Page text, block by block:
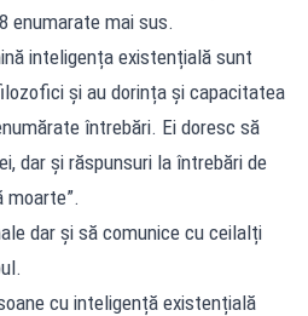
enumarate mai sus.
inteligența existențială sunt
și au dorința și capacitatea
întrebări. Ei doresc să
dar și răspunsuri la întrebări de
moarte”.
dar și să comunice cu ceilalți
cu inteligență existențială